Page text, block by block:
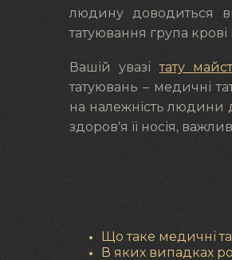
людину доводиться
татуювання група
Вашій увазітату
татуювань – медичні
на належність людини
здоров’я її носія,
Що таке медичні
В яких випадках